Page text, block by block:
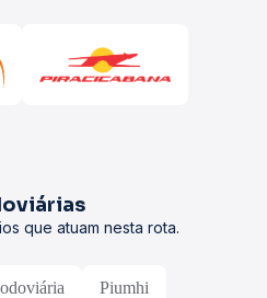
que atuam nesta rota.
Piumhi